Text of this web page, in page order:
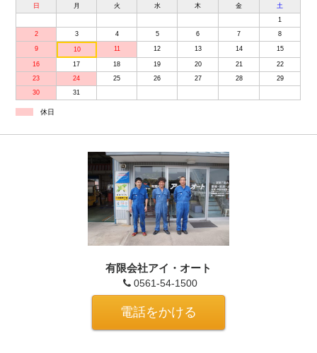
日 月 火 水 木 金
土
1
2
3 4 5 6 7 8
9 10 11 12 13 14 15
16 17 18 19 20 21
22
23
24 25 26 27 28
29
30
31
休日
有限会社アイ・オート
0561-54-1500
電話をかける